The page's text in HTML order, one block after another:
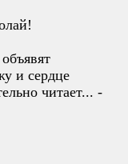
и сердце
читает... -